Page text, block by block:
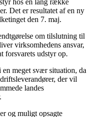
hos en lang række
Det er resultatet af en ny
den 7. maj.
om tilslutning til
virksomhedens ansvar,
forsvarets udstyr op.
meget svær situation, da
der vil
landes
og muligt opsagte